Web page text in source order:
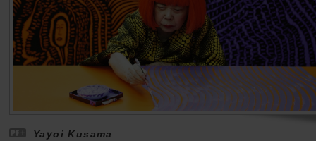
Yayoi Kusama